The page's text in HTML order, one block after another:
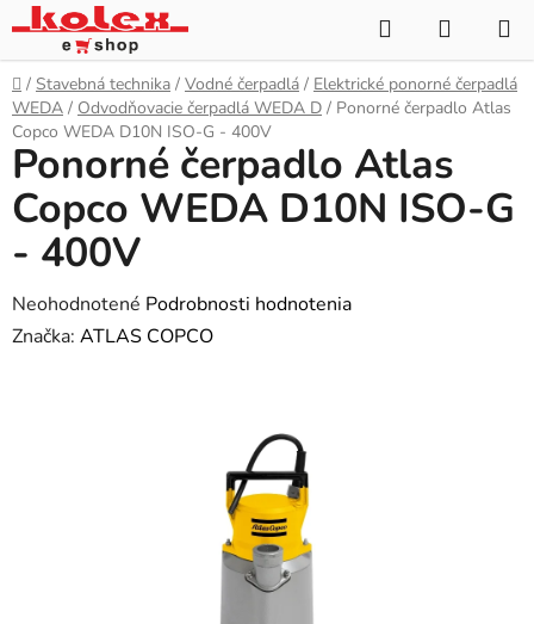
Prejsť
na
obsah
Hľadať
KOŠÍK
Domov
/ Stavebná technika / Vodné čerpadlá / Elektrické ponorné čerpadlá
WEDA / Odvodňovacie čerpadlá WEDA D / Ponorné čerpadlo Atlas
Copco WEDA D10N ISO-G - 400V
Ponorné čerpadlo Atlas
Copco WEDA D10N ISO-G
- 400V
Priemerné
hodnotenie
Neohodnotené Podrobnosti hodnotenia
Značka: ATLAS COPCO